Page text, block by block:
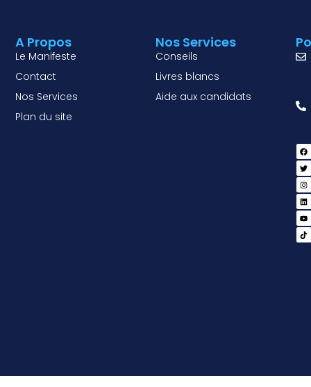
Nos Services
Conseils
Livres blancs
Aide aux candidats
A Propos
Le Manifeste
Contact
Nos Services
Plan du site